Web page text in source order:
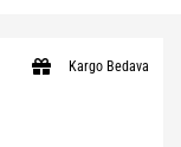
Kargo Bedava